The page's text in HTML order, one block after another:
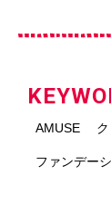
AMUSE
ファンデー